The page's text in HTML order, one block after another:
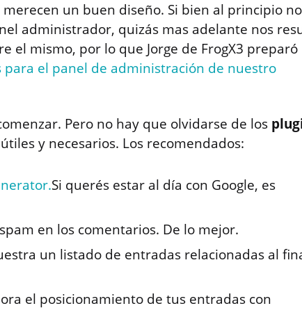
un buen diseño. Si bien al principio
administrador, quizás mas adelante nos
el mismo, por lo que Jorge de FrogX3 preparó
el panel de administración de nuestro
Pero no hay que olvidarse de los
y necesarios. Los recomendados:
Si querés estar al día con Google, es
en los comentarios. De lo mejor.
un listado de entradas relacionadas al
el posicionamiento de tus entradas con